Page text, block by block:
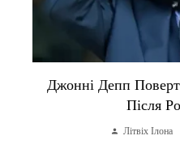
Джонні Депп
Після
Літвіх Ілона